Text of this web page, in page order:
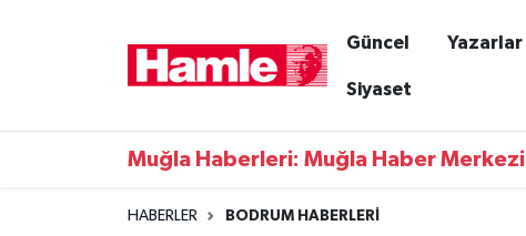
Güncel Yazarlar
Siyaset
Muğla Haberleri: Muğla Haber Merkezi
HABERLER BODRUM HABERLERI
Muğla Nöbetçi Eczaneler